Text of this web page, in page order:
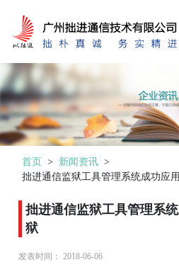
首页 > 新闻资讯 >
拙进通信监狱工具管理系统成功应
拙进通信监狱工具管理系
狱
发表时间： 2018-06-06